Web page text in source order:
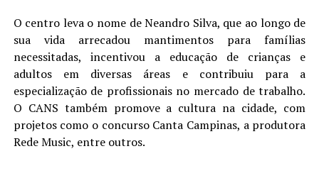
O centro leva o nome de Neandro Silva, que ao longo de
sua vida arrecadou mantimentos para famílias
necessitadas, incentivou a educação de crianças e
adultos em diversas áreas e contribuiu para a
especialização de profissionais no mercado de trabalho.
O CANS também promove a cultura na cidade, com
projetos como o concurso Canta Campinas, a produtora
Rede Music, entre outros.